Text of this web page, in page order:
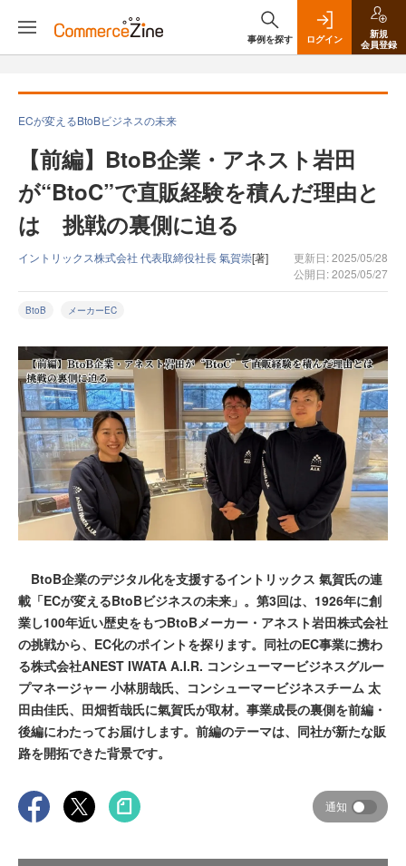
事例を探す ログイン
新規
会員登録
ECが変えるBtoBビジネスの未来
【前編】BtoB企業・アネスト岩田
が“BtoC”で直販経験を積んだ理由と
は 挑戦の裏側に迫る
イントリックス株式会社 代表取締役社長 氣賀崇[著]
更新日: 2025/05/28
公開日: 2025/05/27
BtoB メーカーEC
BtoB企業のデジタル化を支援するイントリックス 氣賀氏の連
載「ECが変えるBtoBビジネスの未来」。第3回は、1926年に創
業し100年近い歴史をもつBtoBメーカー・アネスト岩田株式会社
の挑戦から、EC化のポイントを探ります。同社のEC事業に携わ
る株式会社ANEST IWATA A.I.R. コンシューマービジネスグルー
プマネージャー 小林朋哉氏、コンシューマービジネスチーム 太
田由佳氏、田畑哲哉氏に氣賀氏が取材。事業成長の裏側を前編・
後編にわたってお届けします。前編のテーマは、同社が新たな販
路を開拓できた背景です。
通知